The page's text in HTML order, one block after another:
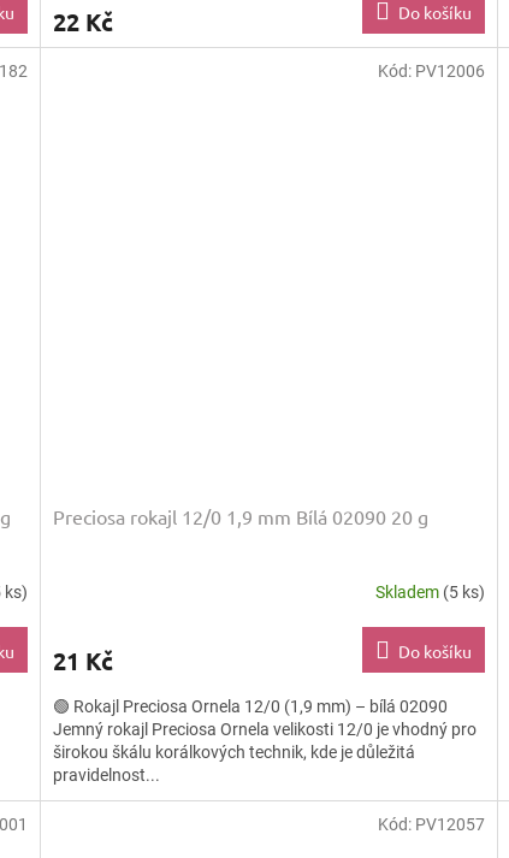
22 Kč Do košíku
ks)
Preciosa rokajl 12/0 1,9 mm Bílá 02090 20 g
Skladem (5 ks)
21 Kč Do košíku
🟢 Rokajl Preciosa Ornela 12/0 (1,9 mm) – bílá 02090
Jemný rokajl Preciosa Ornela velikosti 12/0 je vhodný pro
širokou škálu korálkových technik, kde je důležitá
pravidelnost...
Kód: PV12006
Kód: PV12057